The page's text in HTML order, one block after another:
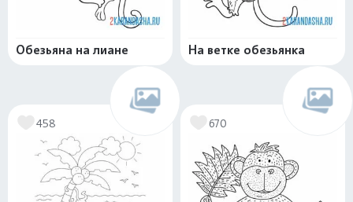
Обезьяна на лиане На ветке обезьянка
458 670